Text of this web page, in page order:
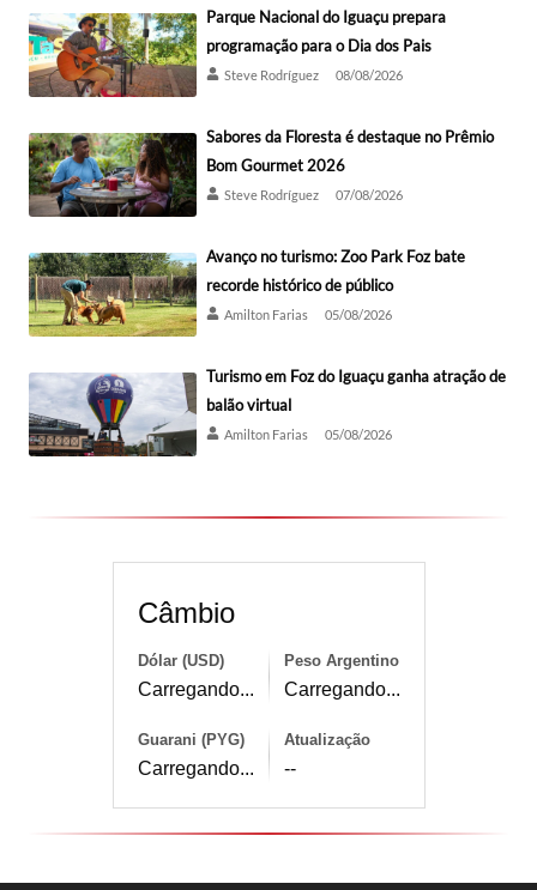
Parque Nacional do Iguaçu prepara
programação para o Dia dos Pais
Steve Rodríguez 08/08/2026
Sabores da Floresta é destaque no Prêmio
Bom Gourmet 2026
Steve Rodríguez 07/08/2026
Avanço no turismo: Zoo Park Foz bate
recorde histórico de público
Amilton Farias 05/08/2026
Turismo em Foz do Iguaçu ganha atração de
balão virtual
Amilton Farias 05/08/2026
Câmbio
Dólar (USD)
Carregando...
Peso Argentino
Carregando...
Guarani (PYG)
Carregando...
Atualização
--